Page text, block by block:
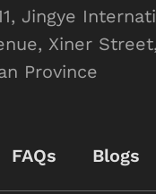
Jingye
Xiner
Province
FAQs Blogs